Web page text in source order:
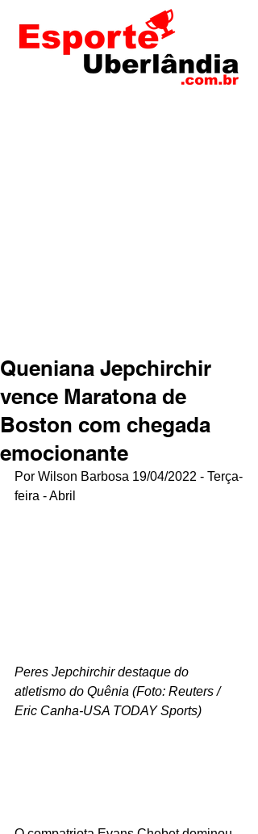
Queniana Jepchirchir
vence Maratona de
Boston com chegada
emocionante
Por Wilson Barbosa 19/04/2022 - Terça-
feira - Abril
Peres Jepchirchir destaque do
atletismo do Quênia (Foto: Reuters /
Eric Canha-USA TODAY Sports)